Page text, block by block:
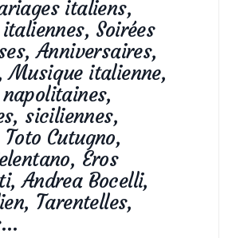
italiens,
Soirées
Anniversaires,
Musique italienne,
siciliennes,
Cutugno,
Eros
Andrea Bocelli,
Tarentelles,